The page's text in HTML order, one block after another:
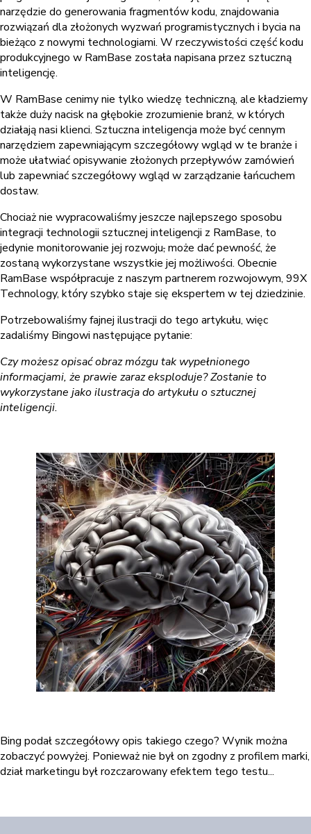
narzędzie do generowania fragmentów kodu, znajdowania
rozwiązań dla złożonych wyzwań programistycznych i bycia na
bieżąco z nowymi technologiami. W rzeczywistości część kodu
produkcyjnego w RamBase została napisana przez sztuczną
inteligencję.
W RamBase cenimy nie tylko wiedzę techniczną, ale kładziemy
także duży nacisk na głębokie zrozumienie branż, w których
działają nasi klienci. Sztuczna inteligencja może być cennym
narzędziem zapewniającym szczegółowy wgląd w te branże i
może ułatwiać opisywanie złożonych przepływów zamówień
lub zapewniać szczegółowy wgląd w zarządzanie łańcuchem
dostaw.
Chociaż nie wypracowaliśmy jeszcze najlepszego sposobu
integracji technologii sztucznej inteligencji z RamBase, to
jedynie monitorowanie jej rozwoju,może dać pewność, że
zostaną wykorzystane wszystkie jej możliwości. Obecnie
RamBase współpracuje z naszym partnerem rozwojowym, 99X
Technology, który szybko staje się ekspertem w tej dziedzinie.
Potrzebowaliśmy fajnej ilustracji do tego artykułu, więc
zadaliśmy Bingowi następujące pytanie:
Czy możesz opisać obraz mózgu tak wypełnionego
informacjami, że prawie zaraz eksploduje? Zostanie to
wykorzystane jako ilustracja do artykułu o sztucznej
inteligencji.
Bing podał szczegółowy opis takiego czego? Wynik można
zobaczyć powyżej. Ponieważ nie był on zgodny z profilem marki,
dział marketingu był rozczarowany efektem tego testu...